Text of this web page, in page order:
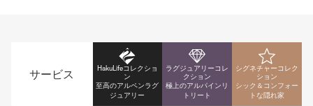
サービス
HakuLifeコレクショ
ン
至高のアルペンラグ
ジュアリー
ラグジュアリーコレ
クション
極上のアルパインリ
トリート
シグネチャーコレク
ション
シック＆コンフォー
トな隠れ家